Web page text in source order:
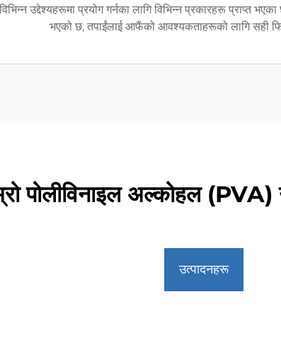
उद्देश्यहरूमा प्रयोग गर्नका लागि विभिन्न प्रकारहरू प्राप्त
भएको छ, तपाईंलाई आफैंको आवश्यकताहरूको लागि सही
पोलीविनाइल अल्कोहल (PVA)
उत्पादनहरू